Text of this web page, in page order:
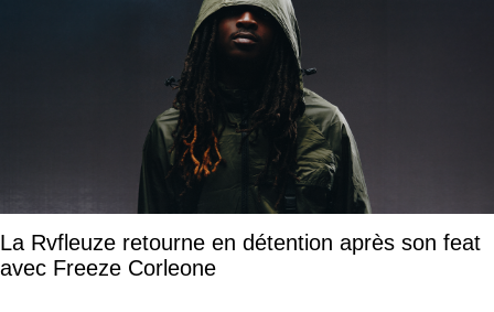
La Rvfleuze retourne en détention après son feat
avec Freeze Corleone